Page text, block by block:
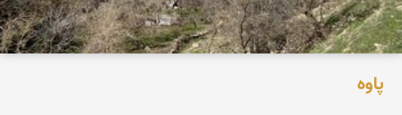
پاوه